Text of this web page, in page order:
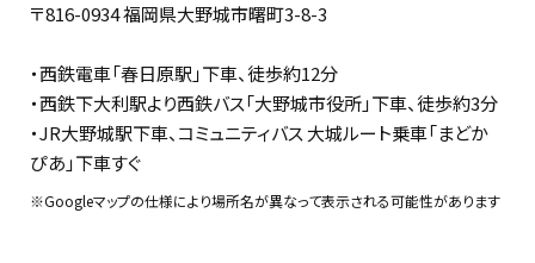
〒816-0934 福岡県大野城市曙町3-8-3
・西鉄電車「春日原駅」下車、徒歩約12分
・西鉄下大利駅より西鉄バス「大野城市役所」下車、徒歩約3分
・JR大野城駅下車、コミュニティバス 大城ルート乗車「まどか
ぴあ」下車すぐ
※Googleマップの仕様により場所名が異なって表示される可能性があります